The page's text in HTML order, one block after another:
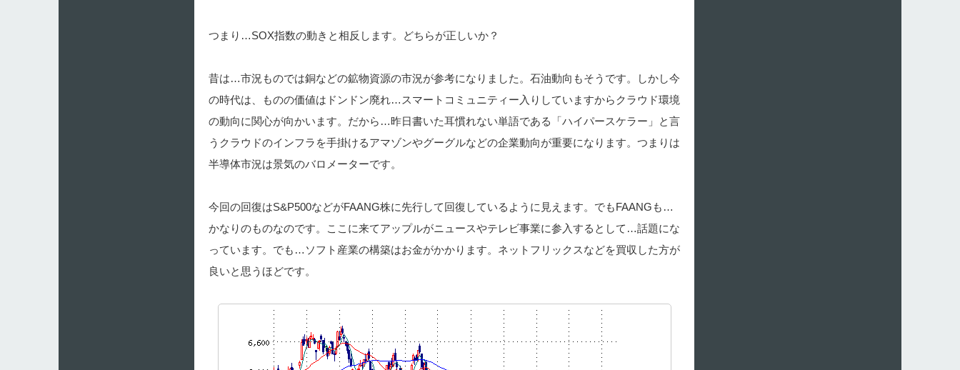
つまり…SOX指数の動きと相反します。どちらが正しいか？
昔は…市況ものでは銅などの鉱物資源の市況が参考になりました。石油動向もそうです。しかし今
の時代は、ものの価値はドンドン廃れ…スマートコミュニティー入りしていますからクラウド環境
の動向に関心が向かいます。だから…昨日書いた耳慣れない単語である「ハイパースケラー」と言
うクラウドのインフラを手掛けるアマゾンやグーグルなどの企業動向が重要になります。つまりは
半導体市況は景気のバロメーターです。
今回の回復はS&P500などがFAANG株に先行して回復しているように見えます。でもFAANGも…
かなりのものなのです。ここに来てアップルがニュースやテレビ事業に参入するとして…話題にな
っています。でも…ソフト産業の構築はお金がかかります。ネットフリックスなどを買収した方が
良いと思うほどです。